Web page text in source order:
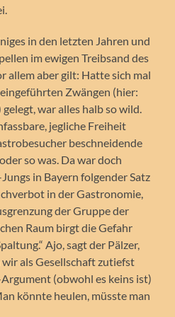
in den letzten Jahren und
im ewigen Treibsand des
allem aber gilt: Hatte sich mal
Zwängen (hier:
war alles halb so wild.
jegliche Freiheit
beschneidende
so was. Da war doch
in Bayern folgender Satz
in der Gastronomie,
der Gruppe der
Raum birgt die Gefahr
Ajo, sagt der Pälzer,
als Gesellschaft zutiefst
(obwohl es keins ist)
könnte heulen, müsste man